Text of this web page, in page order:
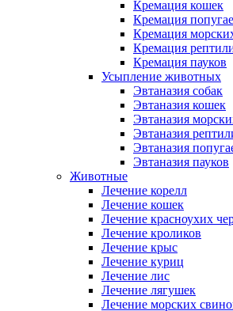
Кремация кошек
Кремация
Кремация
Кремация
Кремация пауков
Усыпление животных
Эвтаназия собак
Эвтаназия кошек
Эвтаназия
Эвтаназия
Эвтаназия
Эвтаназия пауков
Животные
Лечение корелл
Лечение кошек
Лечение красноухих
Лечение кроликов
Лечение крыс
Лечение куриц
Лечение лис
Лечение лягушек
Лечение морских